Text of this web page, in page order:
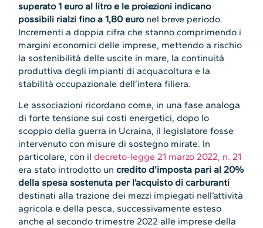
superato 1 euro al litro e le proiezioni indicano
possibili rialzi fino a 1,80 euronel breve periodo.
Incrementi a doppia cifra che stanno comprimendo i
margini economici delle imprese, mettendo a rischio
la sostenibilità delle uscite in mare, la continuità
produttiva degli impianti di acquacoltura e la
stabilità occupazionale dell’intera filiera.
Le associazioni ricordano come, in una fase analoga
di forte tensione sui costi energetici, dopo lo
scoppio della guerra in Ucraina, il legislatore fosse
intervenuto con misure di sostegno mirate. In
particolare, con ildecreto-legge 21 marzo 2022, n. 21
era stato introdotto uncredito d’imposta pari al 20%
della spesa sostenuta per l’acquisto di carburanti
destinati alla trazione dei mezzi impiegati nell’attività
agricola e della pesca, successivamente esteso
anche al secondo trimestre 2022 alle imprese della